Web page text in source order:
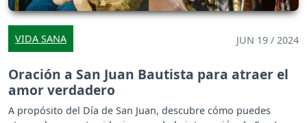
VIDA SANA JUN 19 / 2024
Oración a San Juan Bautista para atraer el
amor verdadero
A propósito del Día de San Juan, descubre cómo puedes